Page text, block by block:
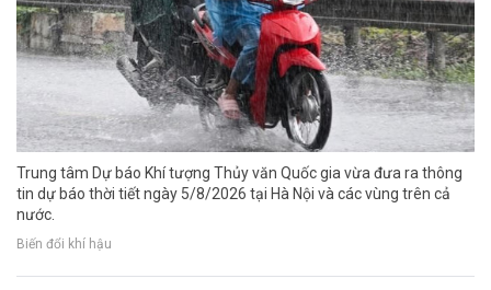
Trung tâm Dự báo Khí tượng Thủy văn Quốc gia vừa đưa ra thông
tin dự báo thời tiết ngày 5/8/2026 tại Hà Nội và các vùng trên cả
nước.
Biến đổi khí hậu